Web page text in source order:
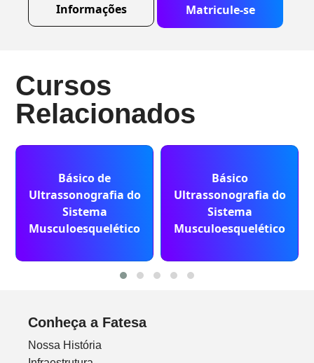
Informações Matricule-se
Cursos
Relacionados
Básico de
Ultrassonografia do
Sistema
Musculoesquelético
Básico
Ultrassonografia do
Sistema
Musculoesquelético
Conheça a Fatesa
Nossa História